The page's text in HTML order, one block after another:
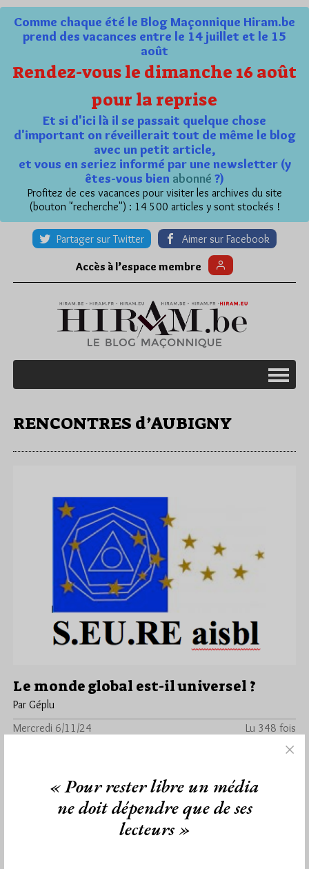
Comme chaque été le Blog Maçonnique Hiram.be
prend des vacances entre le 14 juillet et le 15
août
Rendez-vous le dimanche 16 août
pour la reprise
Et si d'ici là il se passait quelque chose
d'important on réveillerait tout de même le blog
avec un petit article,
et vous en seriez informé par une newsletter (y
êtes-vous bien abonné ?)
Profitez de ces vacances pour visiter les archives du site
(bouton "recherche") : 14 500 articles y sont stockés !
Partager sur Twitter Aimer sur Facebook
Accès à l’espace membre
RENCONTRES d’AUBIGNY
Le monde global est-il universel ?
Par Géplu
Mercredi 6/11/24
Lu 348 fois
Les RENCONTRES ECOSSAISES d’AUBIGNY organisent le samedi
Divers 0 commentaire
« Pour rester libre un média
ne doit dépendre que de ses
lecteurs »